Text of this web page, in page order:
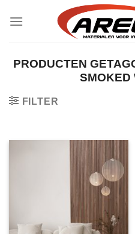
naar
PRODUCTEN
SMOKED
FILTER